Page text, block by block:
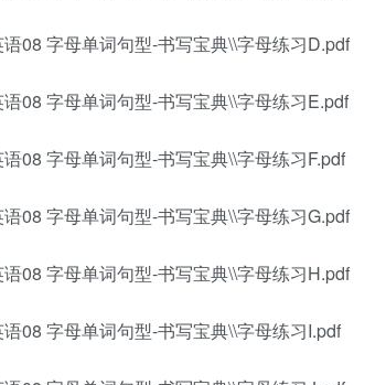
08 字母单词句型-书写宝典\\字母练习D.pdf
08 字母单词句型-书写宝典\\字母练习E.pdf
08 字母单词句型-书写宝典\\字母练习F.pdf
08 字母单词句型-书写宝典\\字母练习G.pdf
08 字母单词句型-书写宝典\\字母练习H.pdf
08 字母单词句型-书写宝典\\字母练习I.pdf